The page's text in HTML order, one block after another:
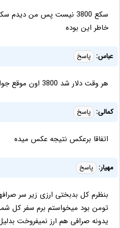
خاطر این بوده
عباس: پاسخ
هر وقت دلار شد 3800 اون موقع جواب داده
کمالی: پاسخ
اتفاقا برعکس نتیجه عکس میده
مهیار: پاسخ
تومن بود میخواستم برم سفر کل
یدونه صرافی هم ارز نمیفروخت